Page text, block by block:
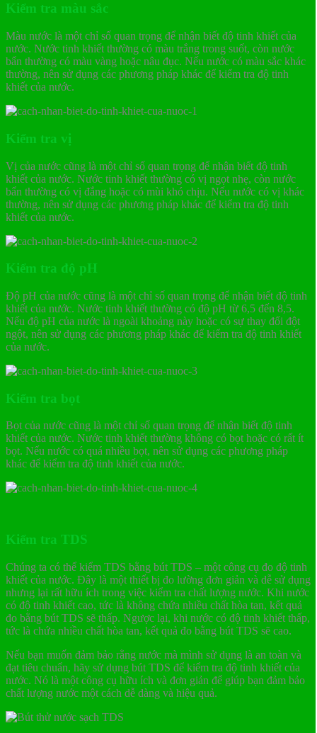
Kiểm tra màu sắc
Màu nước là một chỉ số quan trọng để nhận biết độ tinh khiết của
nước. Nước tinh khiết thường có màu trắng trong suốt, còn nước
bẩn thường có màu vàng hoặc nâu đục. Nếu nước có màu sắc khác
thường, nên sử dụng các phương pháp khác để kiểm tra độ tinh
khiết của nước.
Kiểm tra vị
Vị của nước cũng là một chỉ số quan trọng để nhận biết độ tinh
khiết của nước. Nước tinh khiết thường có vị ngọt nhẹ, còn nước
bẩn thường có vị đắng hoặc có mùi khó chịu. Nếu nước có vị khác
thường, nên sử dụng các phương pháp khác để kiểm tra độ tinh
khiết của nước.
Kiểm tra độ pH
Độ pH của nước cũng là một chỉ số quan trọng để nhận biết độ tinh
khiết của nước. Nước tinh khiết thường có độ pH từ 6,5 đến 8,5.
Nếu độ pH của nước là ngoài khoảng này hoặc có sự thay đổi đột
ngột, nên sử dụng các phương pháp khác để kiểm tra độ tinh khiết
của nước.
Kiểm tra bọt
Bọt của nước cũng là một chỉ số quan trọng để nhận biết độ tinh
khiết của nước. Nước tinh khiết thường không có bọt hoặc có rất ít
bọt. Nếu nước có quá nhiều bọt, nên sử dụng các phương pháp
khác để kiểm tra độ tinh khiết của nước.
Kiểm tra TDS
Chúng ta có thể kiểm TDS bằng bút TDS – một công cụ đo độ tinh
khiết của nước. Đây là một thiết bị đo lường đơn giản và dễ sử dụng
nhưng lại rất hữu ích trong việc kiểm tra chất lượng nước. Khi nước
có độ tinh khiết cao, tức là không chứa nhiều chất hòa tan, kết quả
đo bằng bút TDS sẽ thấp. Ngược lại, khi nước có độ tinh khiết thấp,
tức là chứa nhiều chất hòa tan, kết quả đo bằng bút TDS sẽ cao.
Nếu bạn muốn đảm bảo rằng nước mà mình sử dụng là an toàn và
đạt tiêu chuẩn, hãy sử dụng bút TDS để kiểm tra độ tinh khiết của
nước. Nó là một công cụ hữu ích và đơn giản để giúp bạn đảm bảo
chất lượng nước một cách dễ dàng và hiệu quả.